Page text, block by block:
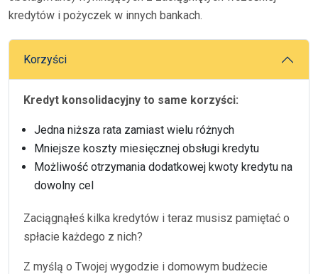
kredytów i pożyczek w innych bankach.
Korzyści
Kredyt konsolidacyjny to same korzyści:
Jedna niższa rata zamiast wielu różnych
Mniejsze koszty miesięcznej obsługi kredytu
Możliwość otrzymania dodatkowej kwoty kredytu na
dowolny cel
Zaciągnąłeś kilka kredytów i teraz musisz pamiętać o
spłacie każdego z nich?
Z myślą o Twojej wygodzie i domowym budżecie